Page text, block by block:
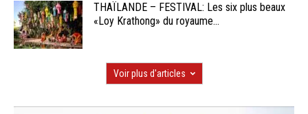
THAÏLANDE – FESTIVAL: Les six plus beaux
«Loy Krathong» du royaume...
Voir plus d'articles